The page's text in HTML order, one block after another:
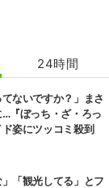
24時間
てないですか？」まさ
『ぼっち・ざ・ろっ
姿にツッコミ殺到
」「観光してる」とフ